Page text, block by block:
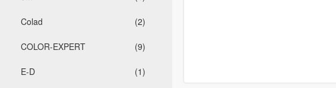
(2)
Colad
(9)
COLOR-EXPERT
(1)
E-D